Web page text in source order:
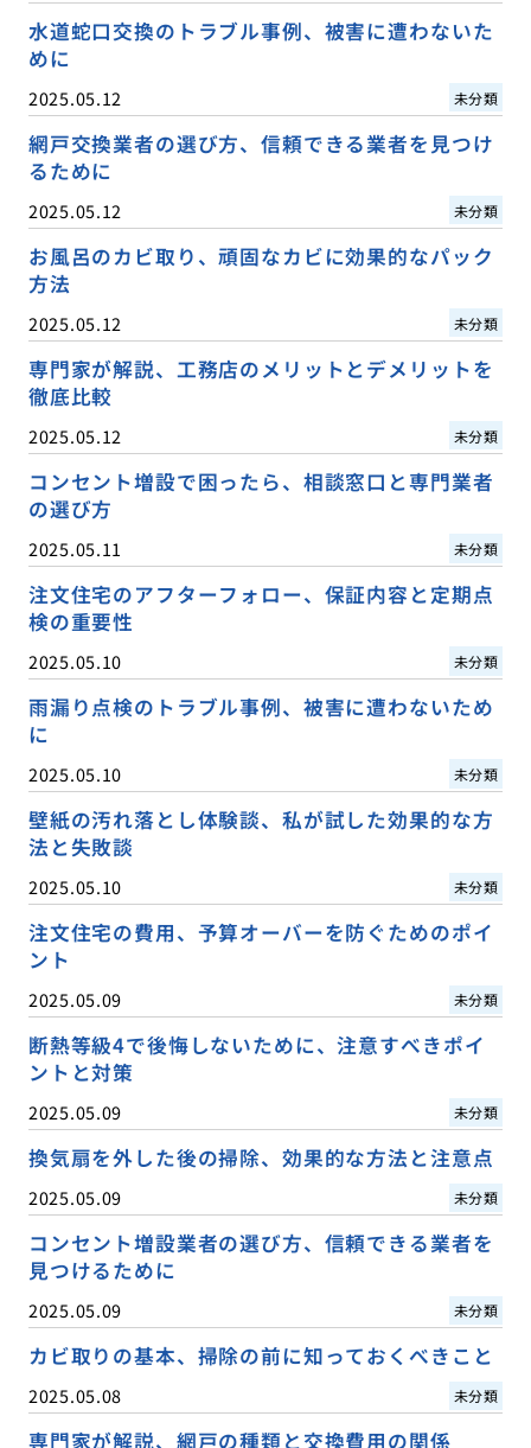
水道蛇口交換のトラブル事例、被害に遭わないた
めに
2025.05.12 未分類
網戸交換業者の選び方、信頼できる業者を見つけ
るために
2025.05.12 未分類
お風呂のカビ取り、頑固なカビに効果的なパック
方法
2025.05.12 未分類
専門家が解説、工務店のメリットとデメリットを
徹底比較
2025.05.12 未分類
コンセント増設で困ったら、相談窓口と専門業者
の選び方
2025.05.11 未分類
注文住宅のアフターフォロー、保証内容と定期点
検の重要性
2025.05.10 未分類
雨漏り点検のトラブル事例、被害に遭わないため
に
2025.05.10 未分類
壁紙の汚れ落とし体験談、私が試した効果的な方
法と失敗談
2025.05.10 未分類
注文住宅の費用、予算オーバーを防ぐためのポイ
ント
2025.05.09 未分類
断熱等級4で後悔しないために、注意すべきポイ
ントと対策
2025.05.09 未分類
換気扇を外した後の掃除、効果的な方法と注意点
2025.05.09 未分類
コンセント増設業者の選び方、信頼できる業者を
見つけるために
2025.05.09 未分類
カビ取りの基本、掃除の前に知っておくべきこと
2025.05.08 未分類
専門家が解説、網戸の種類と交換費用の関係